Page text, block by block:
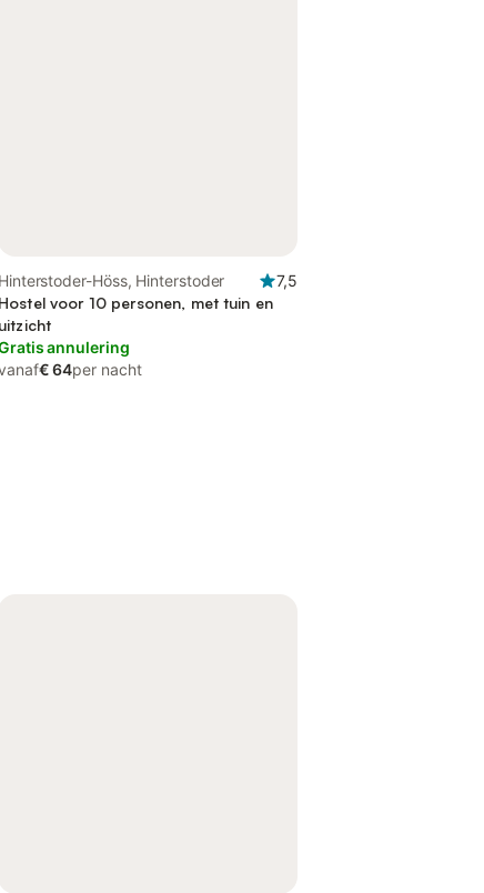
Hinterstoder-Höss, Hinterstoder
7,5
Hostel voor 10 personen, met tuin en
uitzicht
annulering
€ 64per nacht